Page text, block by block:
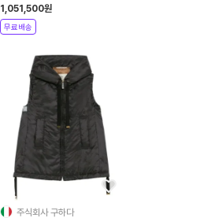
1,051,500원
무료배송
주식회사 구하다